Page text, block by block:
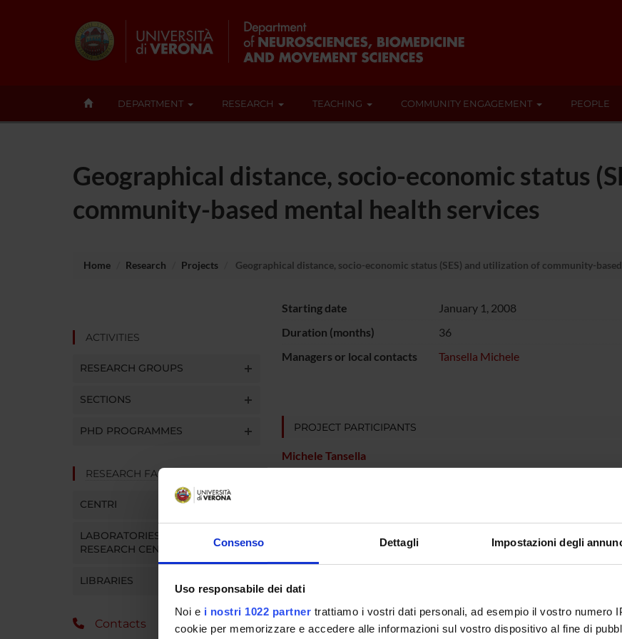
Consenso Dettagli Impostazioni degli
Uso responsabile dei dati
Noi e i nostri 1022 partner trattiamo i vostri dati personali, ad esempio il vostro numero
cookie per memorizzare e accedere alle informazioni sul vostro dispositivo al fine di
DEPARTMENT RESEARCH TEACHING COMMUNITY ENGAGEMENT PEOPLE
Geographical distance, socio-economic status
community-based mental health services
Home Research Projects Geographical distance, socio-economic status (SES) and utilization of community-
ACTIVITIES
RESEARCH GROUPS
SECTIONS
PHD PROGRAMMES
RESEARCH FACILITIES
CENTRI
LABORATORIES AND
RESEARCH CENTRES
LIBRARIES
Contacts
Starting date
January 1, 2008
Duration (months)
36
Managers or local contacts
Tansella Michele
PROJECT PARTICIPANTS
Michele Tansella
Section of Psychiatry and Clinical Psychology